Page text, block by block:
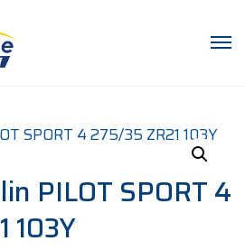
PILOT SPORT 4
103Y